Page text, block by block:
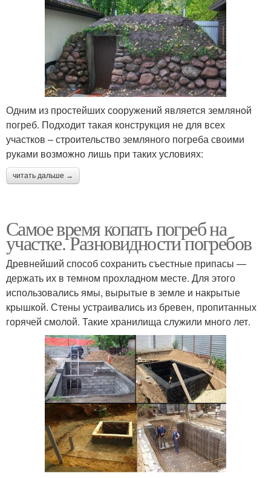
Одним из простейших сооружений является земляной
погреб. Подходит такая конструкция не для всех
участков – строительство земляного погреба своими
руками возможно лишь при таких условиях:
читать дальше →
Самое время копать погреб на
участке. Разновидности погребов
Древнейший способ сохранить съестные припасы —
держать их в темном прохладном месте. Для этого
использовались ямы, вырытые в земле и накрытые
крышкой. Стены устраивались из бревен, пропитанных
горячей смолой. Такие хранилища служили много лет.